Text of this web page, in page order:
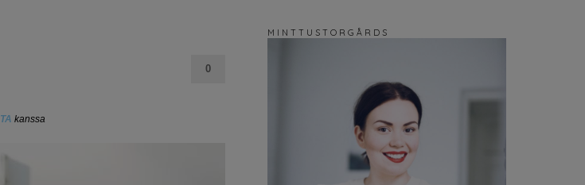
0
kanssa
M I N T T U S T O R G Å R D S